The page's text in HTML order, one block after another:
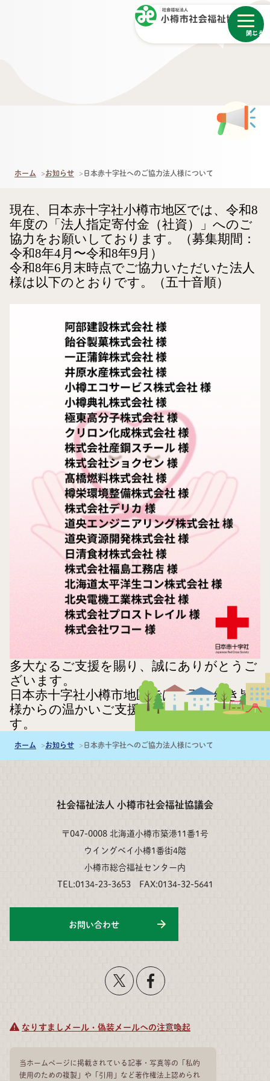
メニュー
閉じる
ホーム お知らせ 日本赤十字社へのご協力法人様について
現在、日本赤十字社小樽市地区では、令和8
年度の「法人指定寄付金（社資）」へのご
協力をお願いしております。（募集期間：
令和8年4月〜令和8年9月）
令和8年6月末時点でご協力いただいた法人
様は以下のとおりです。（五十音順）
多大なるご支援を賜り、誠にありがとうご
ざいます。
日本赤十字社小樽市地区では、引き続き皆
様からの温かいご支援をお待ちしておりま
す。
ホーム お知らせ 日本赤十字社へのご協力法人様について
社会福祉法人 小樽市社会福祉協議会
〒047-0008 北海道小樽市築港11番1号
ウイングベイ小樽1番街4階
小樽市総合福祉センター内
TEL:0134-23-3653 FAX:0134-32-5641
お問い合わせ
なりすましメール・偽装メールへの注意喚起
当ホームページに掲載されている記事・写真等の「私的
使用のための複製」や「引用」など著作権法上認められ